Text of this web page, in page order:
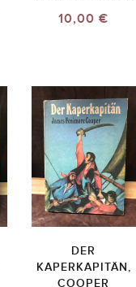
10,00 €
DER
KAPERKAPITÄN,
COOPER